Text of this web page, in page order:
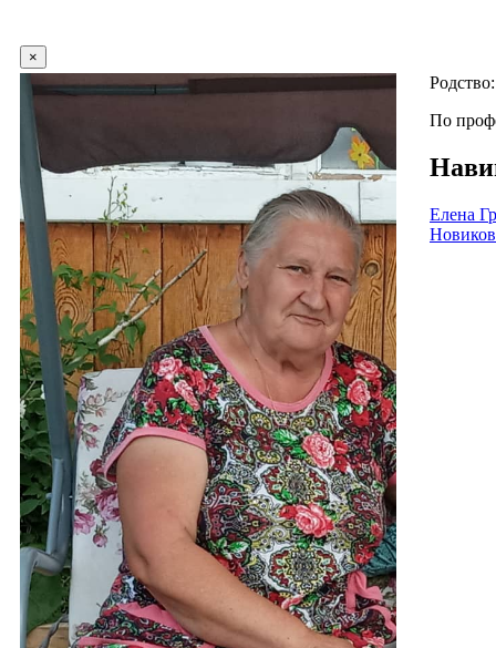
×
По
Елена